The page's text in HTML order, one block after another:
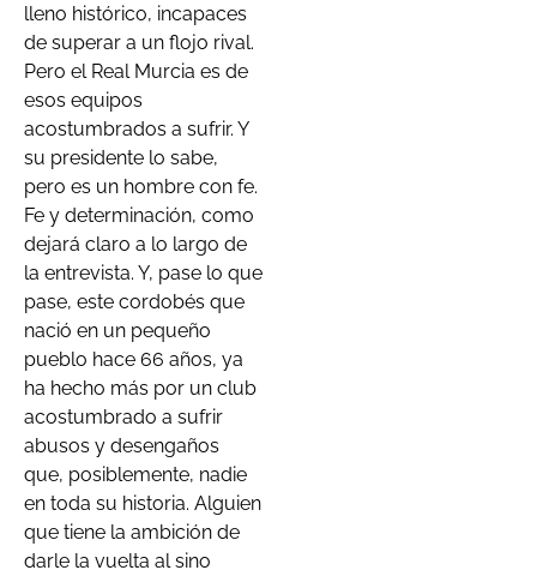
lleno histórico, incapaces
de superar a un flojo rival.
Pero el Real Murcia es de
esos equipos
acostumbrados a sufrir. Y
su presidente lo sabe,
pero es un hombre con fe.
Fe y determinación, como
dejará claro a lo largo de
la entrevista. Y, pase lo que
pase, este cordobés que
nació en un pequeño
pueblo hace 66 años, ya
ha hecho más por un club
acostumbrado a sufrir
abusos y desengaños
que, posiblemente, nadie
en toda su historia. Alguien
que tiene la ambición de
darle la vuelta al sino